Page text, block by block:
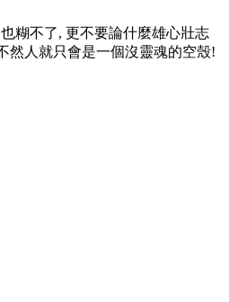
糊不了, 更不要論什麼雄心壯志
然人就只會是一個沒靈魂的空殼!